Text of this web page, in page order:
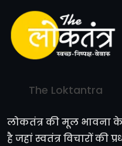
The Loktantra
लोकतंत्र की मूल भावना
है जहां स्वतंत्र विचारों की